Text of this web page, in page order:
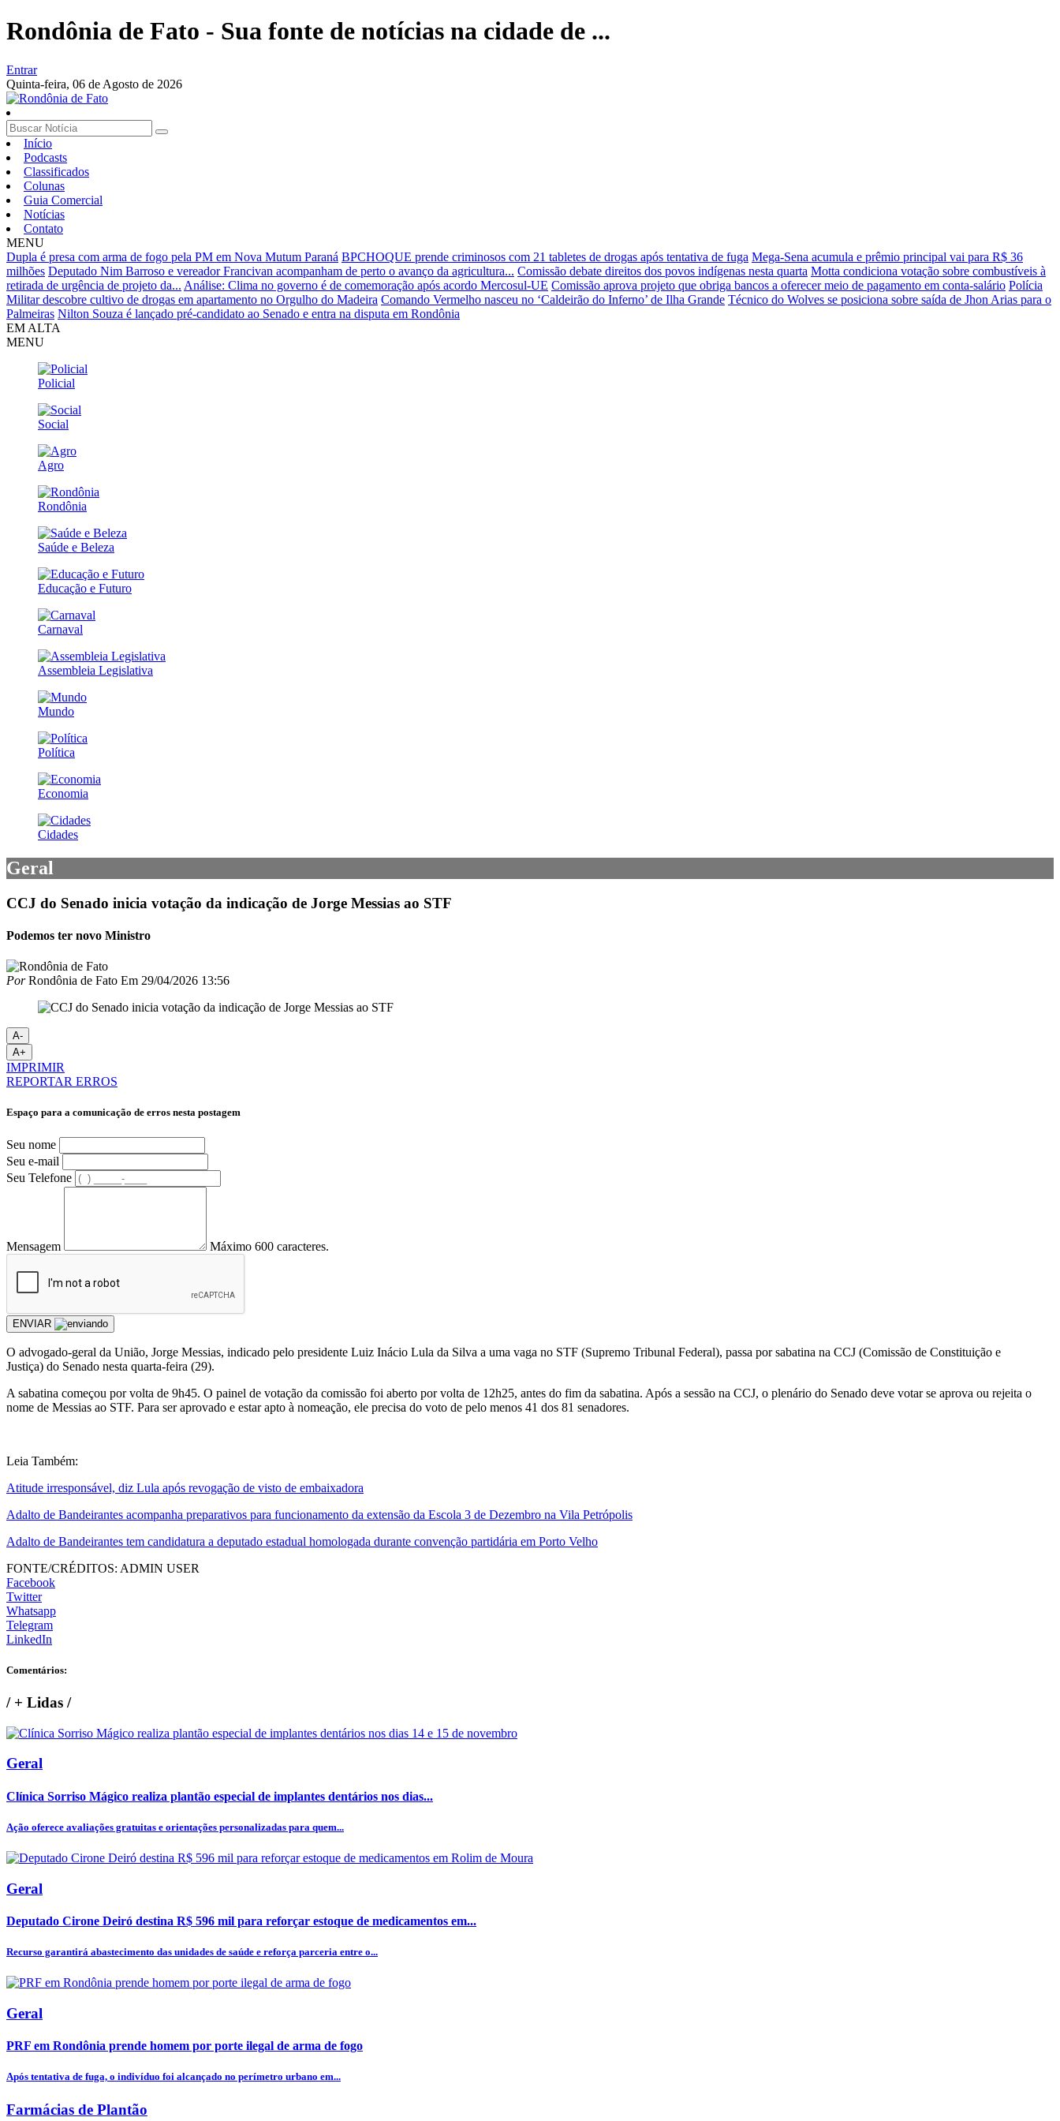
Rondônia de Fato - Sua fonte de notícias na cidade de ...
Entrar
Quinta-feira, 06 de Agosto de 2026
Início
Podcasts
Classificados
Colunas
Guia Comercial
Notícias
Contato
MENU
Dupla é presa com arma de fogo pela PM em Nova Mutum Paraná BPCHOQUE prende criminosos com 21 tabletes de drogas após tentativa de fuga Mega-Sena acumula e prêmio principal vai para R$ 36
milhões Deputado Nim Barroso e vereador Francivan acompanham de perto o avanço da agricultura... Comissão debate direitos dos povos indígenas nesta quarta Motta condiciona votação sobre combustíveis à
retirada de urgência de projeto da... Análise: Clima no governo é de comemoração após acordo Mercosul-UE Comissão aprova projeto que obriga bancos a oferecer meio de pagamento em conta-salário Polícia
Militar descobre cultivo de drogas em apartamento no Orgulho do Madeira Comando Vermelho nasceu no ‘Caldeirão do Inferno’ de Ilha Grande Técnico do Wolves se posiciona sobre saída de Jhon Arias para o
Palmeiras Nilton Souza é lançado pré-candidato ao Senado e entra na disputa em Rondônia
EM ALTA
MENU
Policial
Social
Agro
Rondônia
Saúde e Beleza
Educação e Futuro
Carnaval
Assembleia Legislativa
Mundo
Política
Economia
Cidades
Geral
CCJ do Senado inicia votação da indicação de Jorge Messias ao STF
Podemos ter novo Ministro
PorRondônia de Fato Em 29/04/2026 13:56
A-
A+
IMPRIMIR
REPORTAR ERROS
Espaço para a comunicação de erros nesta postagem
Seu nome
Seu e-mail
Seu Telefone
Mensagem Máximo 600 caracteres.
ENVIAR
O advogado-geral da União, Jorge Messias, indicado pelo presidente Luiz Inácio Lula da Silva a uma vaga no STF (Supremo Tribunal Federal), passa por sabatina na CCJ (Comissão de Constituição e
Justiça) do Senado nesta quarta-feira (29).
A sabatina começou por volta de 9h45. O painel de votação da comissão foi aberto por volta de 12h25, antes do fim da sabatina. Após a sessão na CCJ, o plenário do Senado deve votar se aprova ou rejeita o
nome de Messias ao STF. Para ser aprovado e estar apto à nomeação, ele precisa do voto de pelo menos 41 dos 81 senadores.
Leia Também:
Atitude irresponsável, diz Lula após revogação de visto de embaixadora
Adalto de Bandeirantes acompanha preparativos para funcionamento da extensão da Escola 3 de Dezembro na Vila Petrópolis
Adalto de Bandeirantes tem candidatura a deputado estadual homologada durante convenção partidária em Porto Velho
FONTE/CRÉDITOS: ADMIN USER
Facebook
Twitter
Whatsapp
Telegram
LinkedIn
Comentários:
/+ Lidas /
Geral
Clínica Sorriso Mágico realiza plantão especial de implantes dentários nos dias...
Ação oferece avaliações gratuitas e orientações personalizadas para quem...
Geral
Deputado Cirone Deiró destina R$ 596 mil para reforçar estoque de medicamentos em...
Recurso garantirá abastecimento das unidades de saúde e reforça parceria entre o...
Geral
PRF em Rondônia prende homem por porte ilegal de arma de fogo
Após tentativa de fuga, o indivíduo foi alcançado no perímetro urbano em...
Farmácias de Plantão